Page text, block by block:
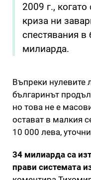
2009 г.,
криза ни
спестявания в
милиарда.
Въпреки нулевите
българинът
но това не е
остават в малкия
10 000 лева,
34 милиарда са
прави системата